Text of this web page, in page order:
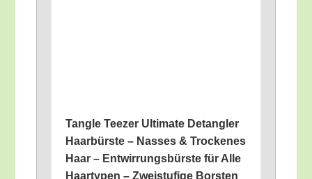
Tang­le Tee­zer Ulti­ma­te Detang­ler
Haar­bürs­te – Nas­ses & Tro­cke­nes
Haar – Ent­wir­rungs­bürs­te für Alle
Haar­ty­pen – Zwei­stu­fi­ge Bors­ten